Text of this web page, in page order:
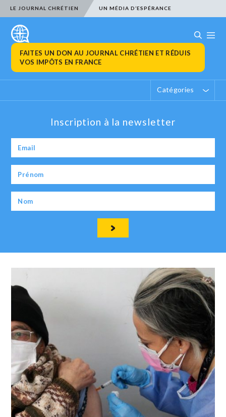
LE JOURNAL CHRÉTIEN UN MÉDIA D’ESPÉRANCE
FAITES UN DON AU JOURNAL CHRÉTIEN ET RÉDUIS
VOS IMPÔTS EN FRANCE
Catégories
Inscription à la newsletter